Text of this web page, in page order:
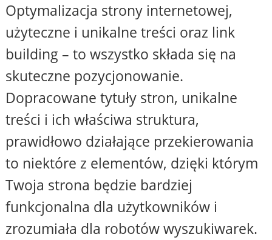
Optymalizacja strony internetowej,
użyteczne i unikalne treści oraz link
building – to wszystko składa się na
skuteczne pozycjonowanie.
Dopracowane tytuły stron, unikalne
treści i ich właściwa struktura,
prawidłowo działające przekierowania
to niektóre z elementów, dzięki którym
Twoja strona będzie bardziej
funkcjonalna dla użytkowników i
zrozumiała dla robotów wyszukiwarek.